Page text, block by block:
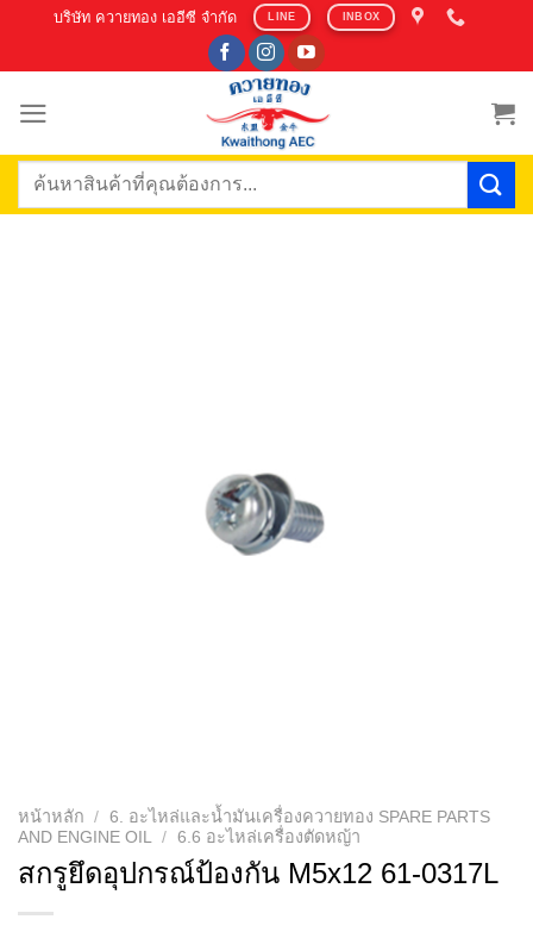
content
บริษัท ควายทอง เออีซี จำกัด LINE INBOX
ค้นหา:
หน้าหลัก / 6. อะไหล่และน้ำมันเครื่องควายทอง SPARE PARTS
AND ENGINE OIL
/ 6.6 อะไหล่เครื่องตัดหญ้า
สกรูยึดอุปกรณ์ป้องกัน M5x12 61-0317L